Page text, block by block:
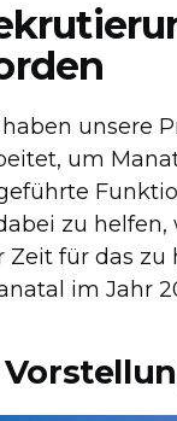
unsere
um
zu
für das zu
im Jahr